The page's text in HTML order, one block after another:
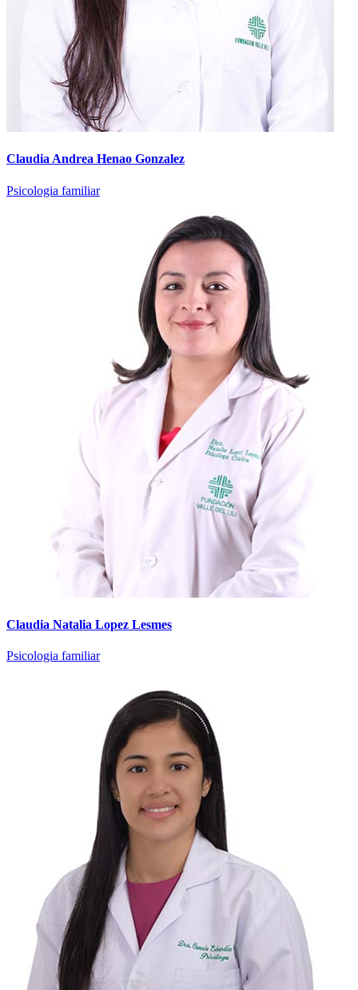
Claudia Andrea Henao Gonzalez
Psicologia familiar
Claudia Natalia Lopez Lesmes
Psicologia familiar